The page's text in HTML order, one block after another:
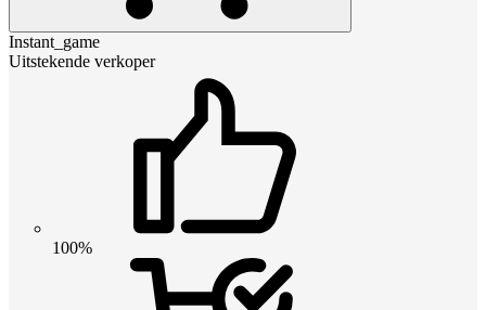
Instant_game
Uitstekende verkoper
100%